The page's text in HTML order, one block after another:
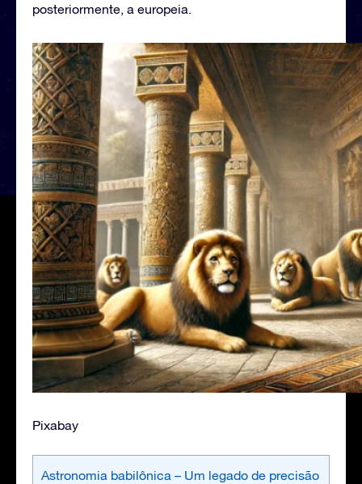
posteriormente, a europeia.
Pixabay
Astronomia babilônica – Um legado de precisão